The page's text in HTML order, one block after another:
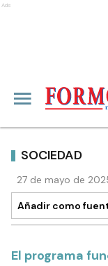
Ads
SOCIEDAD
27 de mayo de
Añadir como
El programa